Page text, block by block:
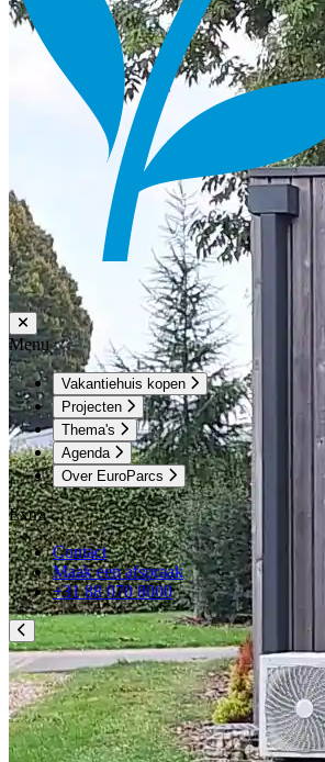
Menu
Vakantiehuis kopen
Projecten
Thema's
Agenda
Over EuroParcs
Extra
Contact
Maak een afspraak
+31 88 070 8000